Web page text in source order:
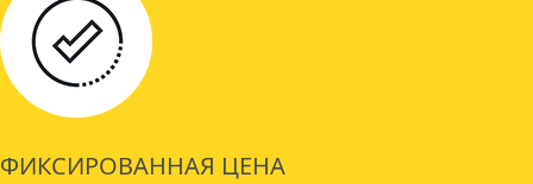
ФИКСИРОВАННАЯ ЦЕНА